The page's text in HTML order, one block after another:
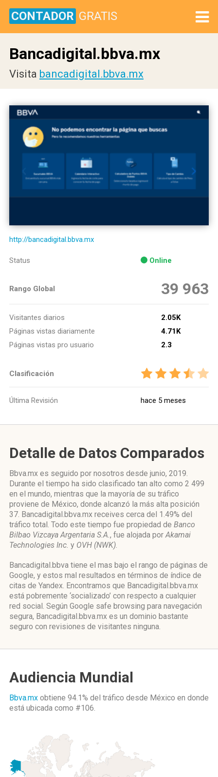
CONTADOR GRATIS
Bancadigital.bbva.mx
Visita bancadigital.bbva.mx
http://bancadigital.bbva.mx
Status Online
Rango Global 39 963
Visitantes diarios
2.05K
Páginas vistas diariamente
4.71K
Páginas vistas pro usuario
2.3
Clasificación
Última Revisión hace 5 meses
Detalle de Datos Comparados
Bbva.mx es seguido por nosotros desde junio, 2019.
Durante el tiempo ha sido clasificado tan alto como 2 499
en el mundo, mientras que la mayoría de su tráfico
proviene de México, donde alcanzó la más alta posición
37. Bancadigital.bbva.mx receives cerca del 1.49% del
tráfico total. Todo este tiempo fue propiedad de Banco
Bilbao Vizcaya Argentaria S.A., fue alojada porAkamai
Technologies Inc. y OVH (NWK).
Bancadigital.bbva tiene el mas bajo el rango de páginas de
Google, y estos mal resultados en términos de índice de
citas de Yandex. Encontramos que Bancadigital.bbva.mx
está pobremente ‘socializado’ con respecto a cualquier
red social. Según Google safe browsing para navegación
segura, Bancadigital.bbva.mx es un dominio bastante
seguro con revisiones de visitantes ninguna.
Audiencia Mundial
Bbva.mx obtiene 94.1% del tráfico desde México en donde
está ubicada como #106.